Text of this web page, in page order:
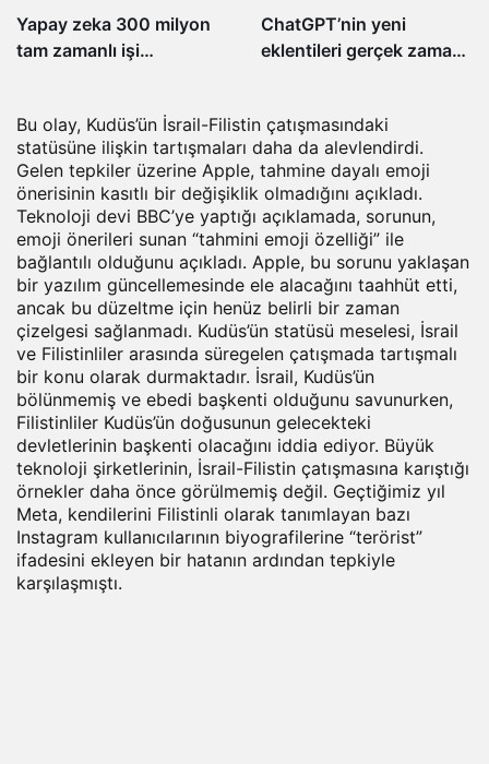
Yapay zeka 300 milyon
tam zamanlı işi
ChatGPT’nin yeni
eklentileri gerçek zamanlı
Bu olay, Kudüs’ün İsrail-Filistin çatışmasındaki
statüsüne ilişkin tartışmaları daha da alevlendirdi.
Gelen tepkiler üzerine Apple, tahmine dayalı emoji
önerisinin kasıtlı bir değişiklik olmadığını açıkladı.
Teknoloji devi BBC’ye yaptığı açıklamada, sorunun,
emoji önerileri sunan “tahmini emoji özelliği” ile
bağlantılı olduğunu açıkladı. Apple, bu sorunu yaklaşan
bir yazılım güncellemesinde ele alacağını taahhüt etti,
ancak bu düzeltme için henüz belirli bir zaman
çizelgesi sağlanmadı. Kudüs’ün statüsü meselesi, İsrail
ve Filistinliler arasında süregelen çatışmada tartışmalı
bir konu olarak durmaktadır. İsrail, Kudüs’ün
bölünmemiş ve ebedi başkenti olduğunu savunurken,
Filistinliler Kudüs’ün doğusunun gelecekteki
devletlerinin başkenti olacağını iddia ediyor. Büyük
teknoloji şirketlerinin, İsrail-Filistin çatışmasına karıştığı
örnekler daha önce görülmemiş değil. Geçtiğimiz yıl
Meta, kendilerini Filistinli olarak tanımlayan bazı
Instagram kullanıcılarının biyografilerine “terörist”
ifadesini ekleyen bir hatanın ardından tepkiyle
karşılaşmıştı.